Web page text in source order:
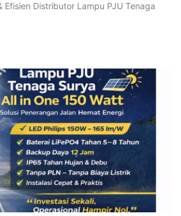
Efisien Distributor Lampu PJU Tenaga